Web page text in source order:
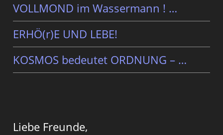
VOLLMOND im Wassermann ! …
ERHÖ(r)E UND LEBE!
KOSMOS bedeutet ORDNUNG – …
Liebe Freunde,